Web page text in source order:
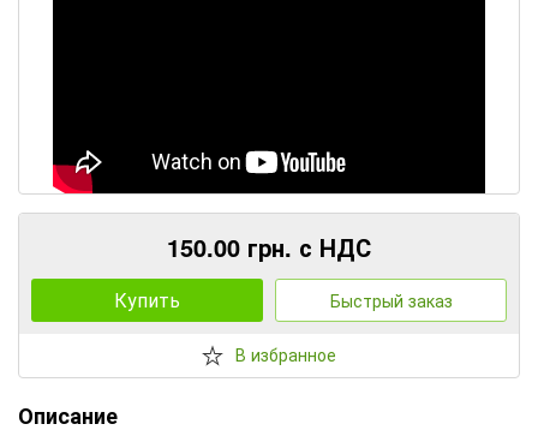
150.00 грн. с НДС
Купить Быстрый заказ
В избранное
Описание